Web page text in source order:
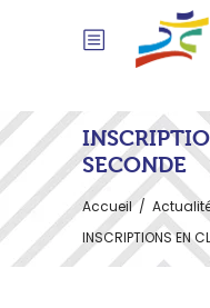
SECONDE
Accueil/
INSCRIPTIONS EN